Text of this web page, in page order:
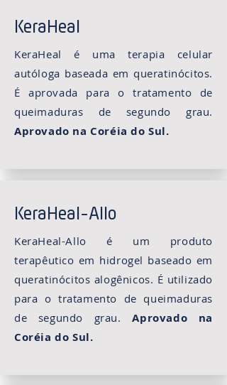
KeraHeal
KeraHeal é uma terapia celular
autóloga baseada em queratinócitos.
É aprovada para o tratamento de
queimaduras de segundo grau.
Aprovado na Coréia do Sul.
KeraHeal-Allo
KeraHeal-Allo é um produto
terapêutico em hidrogel baseado em
queratinócitos alogênicos. É utilizado
para o tratamento de queimaduras
de segundo grau.Aprovado na
Coréia do Sul.